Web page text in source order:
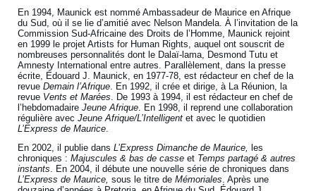
En 1994, Maunick est nommé Ambassadeur de Maurice en Afrique
du Sud, où il se lie d’amitié avec Nelson Mandela. À l’invitation de la
Commission Sud-Africaine des Droits de l’Homme, Maunick rejoint
en 1999 le projet Artists for Human Rights, auquel ont souscrit de
nombreuses personnalités dont le Dalaï-lama, Desmond Tutu et
Amnesty International entre autres. Parallèlement, dans la presse
écrite, Édouard J. Maunick, en 1977-78, est rédacteur en chef de la
revueDemain l’Afrique. En 1992, il crée et dirige, à La Réunion, la
revue Vents et Marées. De 1993 à 1994, il est rédacteur en chef de
l’hebdomadaireJeune Afrique. En 1998, il reprend une collaboration
régulière avecJeune Afrique/L’Intelligent et avec le quotidien
L’Express de Maurice.
En 2002, il publie dansL’Express Dimanche de Maurice, les
chroniques :Majuscules & bas de casse et Temps partagé & autres
instants. En 2004, il débute une nouvelle série de chroniques dans
L’Express de Maurice, sous le titre deMémoriales. Après une